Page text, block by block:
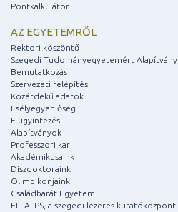
Pontkalkulátor
AZ EGYETEMRŐL
Rektori köszöntő
Szegedi Tudományegyetemért Alapítvány
Bemutatkozás
Szervezeti felépítés
Közérdekű adatok
Esélyegyenlőség
E-ügyintézés
Alapítványok
Professzori kar
Akadémikusaink
Díszdoktoraink
Olimpikonjaink
Családbarát Egyetem
ELI-ALPS, a szegedi lézeres kutatóközpont